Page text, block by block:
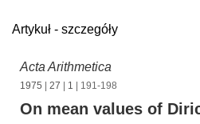
Artykuł - szczegóły
Acta Arithmetica
1975 27 1 | 191-198
On mean values of